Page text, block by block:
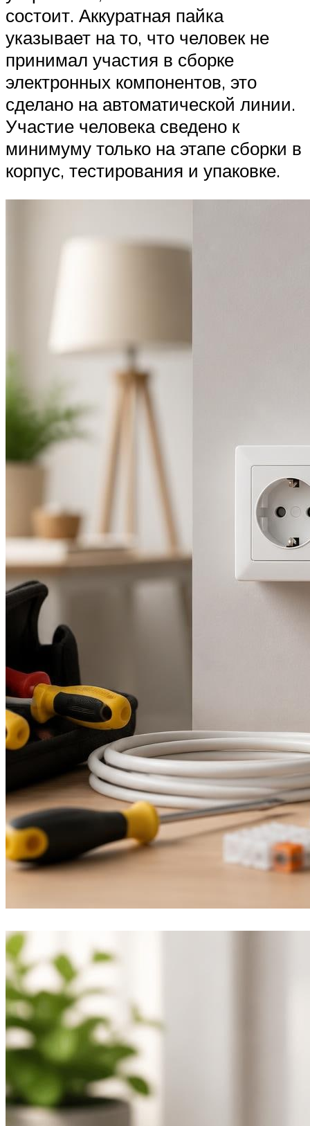
состоит. Аккуратная пайка
указывает на то, что человек не
принимал участия в сборке
электронных компонентов, это
сделано на автоматической линии.
Участие человека сведено к
минимуму только на этапе сборки в
корпус, тестирования и упаковке.